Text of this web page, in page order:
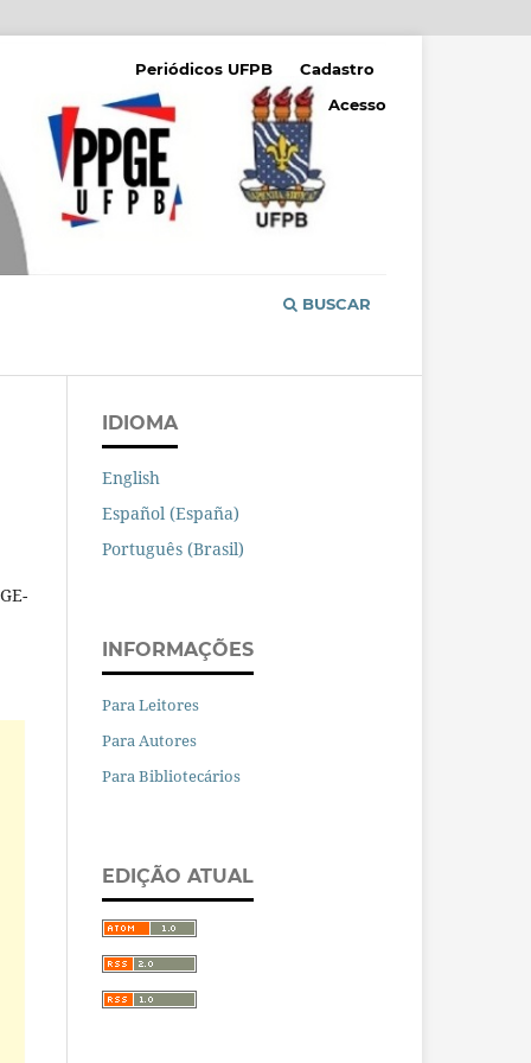
BUSCAR
Periódicos UFPB
Cadastro
Acesso
IDIOMA
English
Español (España)
Português (Brasil)
INFORMAÇÕES
Para Leitores
Para Autores
Para Bibliotecários
EDIÇÃO ATUAL